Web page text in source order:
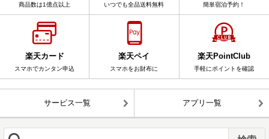
商品数は1億点以上 いつでも全品送料無料 簡単宿泊予約！
楽天カード
スマホでカンタン申込
楽天ペイ
スマホをお財布に
楽天PointClub
手軽にポイントを確認
サービス一覧 アプリ一覧